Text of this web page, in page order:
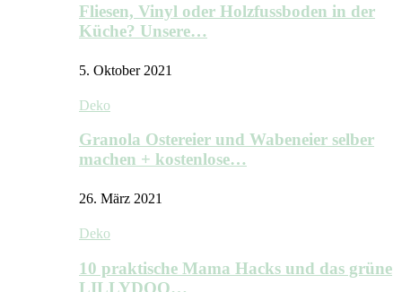
Fliesen, Vinyl oder Holzfussboden in der
Küche? Unsere…
5. Oktober 2021
Deko
Granola Ostereier und Wabeneier selber
machen + kostenlose…
26. März 2021
Deko
10 praktische Mama Hacks und das grüne
LILLYDOO…